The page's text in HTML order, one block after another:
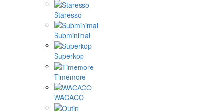
Staresso
Subminimal
Superkop
Timemore
WACACO